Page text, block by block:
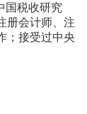
国税收研究
册会计师、注
；接受过中央